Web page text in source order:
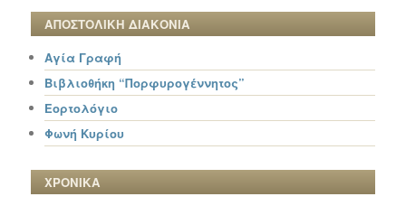
ΑΠΟΣΤΟΛΙΚΗ ΔΙΑΚΟΝΙΑ
Αγία Γραφή
Βιβλιοθήκη “Πορφυρογέννητος”
Εορτολόγιο
Φωνή Κυρίου
ΧΡΟΝΙΚΑ